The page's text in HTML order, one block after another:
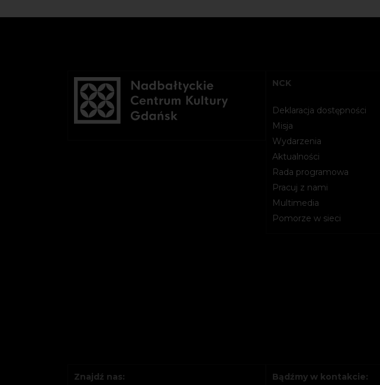
NCK
Deklaracja dostępności
Misja
Wydarzenia
Aktualności
Rada programowa
Pracuj z nami
Multimedia
Pomorze w sieci
Znajdź nas: Bądźmy w kontakcie: